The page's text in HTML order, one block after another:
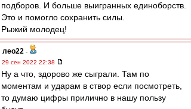
подборов. И больше выигранных единоборств.
Это и помогло сохранить силы.
Рыжий молодец!
лео22 -
29 сен 2022 22:38
Ну а что, здорово же сыграли. Там по
моментам и ударам в створ если посмотреть,
то думаю цифры прилично в нашу пользу